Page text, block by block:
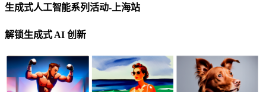
生成式人工智能系列活动-上海站
解锁生成式 AI 创新